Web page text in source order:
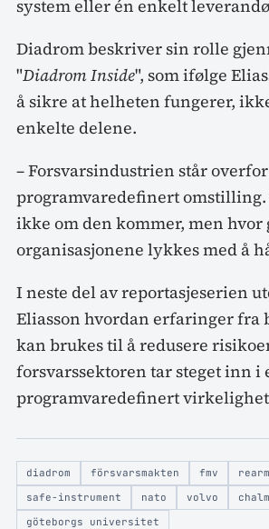
system eller én enkelt
Diadrom beskriver sin rolle
"Diadrom Inside", som ifølge
å sikre at helheten fungerer,
enkelte delene.
– Forsvarsindustrien står
programvaredefinert omstilling.
ikke om den kommer, men hvor
organisasjonene lykkes med å
I neste del av reportasjeserien
Eliasson hvordan erfaringer
kan brukes til å redusere
forsvarssektoren tar steget inn i
programvaredefinert
diadrom försvarsmakten fmv
safe-instrument
nato volvo
göteborgs universitet